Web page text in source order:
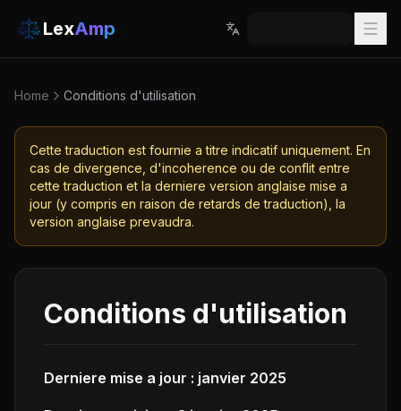
LexAmp
Home Conditions d'utilisation
Cette traduction est fournie a titre indicatif uniquement. En
cas de divergence, d'incoherence ou de conflit entre
cette traduction et la derniere version anglaise mise a
jour (y compris en raison de retards de traduction), la
version anglaise prevaudra.
Conditions d'utilisation
Derniere mise a jour : janvier 2025